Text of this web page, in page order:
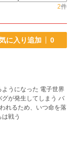
2件
に入り追加 0
うになった 電子世界
が発生してしまう バ
れるため、いつ命を落
戦う